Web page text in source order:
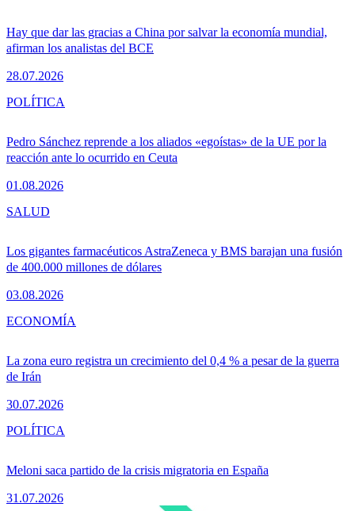
Hay que dar las gracias a China por salvar la economía mundial,
afirman los analistas del BCE
28.07.2026
Pedro Sánchez reprende a los aliados «egoístas» de la UE por la
reacción ante lo ocurrido en Ceuta
01.08.2026
POLÍTICA
Los gigantes farmacéuticos AstraZeneca y BMS barajan una fusión
de 400.000 millones de dólares
03.08.2026
SALUD
La zona euro registra un crecimiento del 0,4 % a pesar de la guerra
de Irán
30.07.2026
ECONOMÍA
Meloni saca partido de la crisis migratoria en España
31.07.2026
POLÍTICA